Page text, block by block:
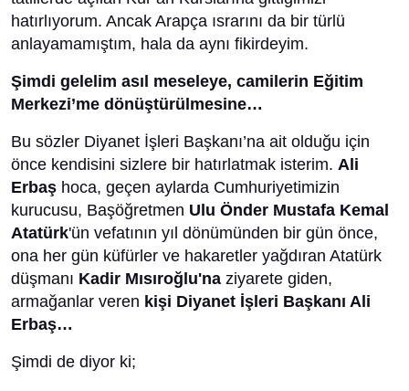
hatırlıyorum. Ancak Arapça ısrarını da bir türlü
anlayamamıştım, hala da aynı fikirdeyim.
Şimdi gelelim asıl meseleye, camilerin Eğitim
Merkezi’me dönüştürülmesine…
Bu sözler Diyanet İşleri Başkanı’na ait olduğu için
önce kendisini sizlere bir hatırlatmak isterim. Ali
Erbaş hoca, geçen aylarda Cumhuriyetimizin
kurucusu, Başöğretmen Ulu Önder Mustafa Kemal
Atatürk'ün vefatının yıl dönümünden bir gün önce,
ona her gün küfürler ve hakaretler yağdıran Atatürk
düşmanı Kadir Mısıroğlu'na ziyarete giden,
armağanlar veren kişi Diyanet İşleri Başkanı Ali
Erbaş…
Şimdi de diyor ki;